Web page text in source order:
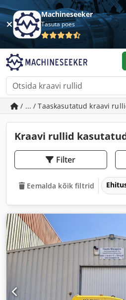
Machineseeker
Tasuta poes
/ ... / Taaskasutatud kraavi
Kraavi rullid
Filter
Eemalda kõik filtrid